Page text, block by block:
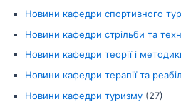
Новини кафедри спортивного
Новини кафедри стрільби та
Новини кафедри теорії і
Новини кафедри терапії та
Новини кафедри туризму (27)